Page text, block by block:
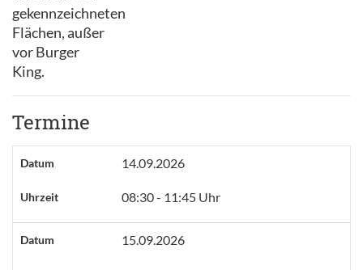
gekennzeichneten
Flächen, außer
vor Burger
King.
Termine
Datum 14.09.2026
Uhrzeit 08:30 - 11:45 Uhr
Datum 15.09.2026